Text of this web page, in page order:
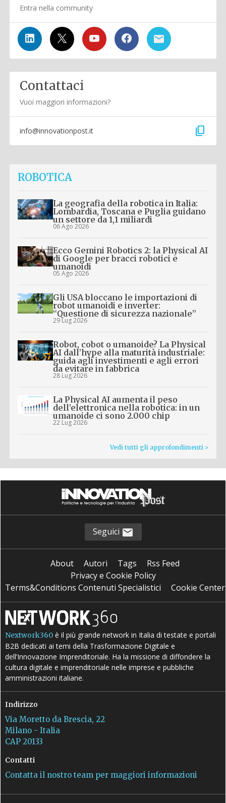
Entra nella community
Contattaci
Vuoi maggiori informazioni?
info@innovationpost.it content_copy
ROBOTICA
La geografia della robotica in Italia:
Lombardia, Toscana e Puglia guidano
un settore da 1,1 miliardi
06 Ago 2026
Ecco Gemini Robotics 2: la Physical AI
di Google per bracci robotici e
umanoidi
05 Ago 2026
Gli USA bloccano le importazioni di
robot umanoidi e inverter:
“Questione di sicurezza nazionale”
29 Lug 2026
Robot, cobot o umanoide? La Physical
AI dall’hype alla maturità industriale:
guida agli investimenti e agli errori
da evitare in fabbrica
28 Lug 2026
La Physical AI aumenta il peso
dell’elettronica nella robotica: in un
umanoide ci sono 2.000 chip
22 Lug 2026
Vedi tutti gli approfondimenti >
Seguici
About Autori Tags
Rss Feed
Privacy e Cookie Policy
Terms&Conditions Contenuti Specialistici
Cookie Center
Nextwork360 è il più grande network in Italia di testate e portali
B2B dedicati ai temi della Trasformazione Digitale e
dell’Innovazione Imprenditoriale. Ha la missione di diffondere la
cultura digitale e imprenditoriale nelle imprese e pubbliche
amministrazioni italiane.
Indirizzo
Via Moretto da Brescia, 22
Milano - Italia
CAP 20133
Contatti
Contatta il nostro team per maggiori informazioni